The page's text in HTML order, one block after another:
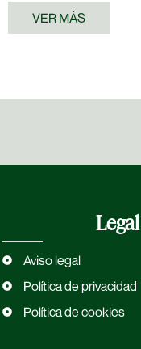
VER MÁS
Legal
Aviso legal
Política de privacidad
Política de cookies